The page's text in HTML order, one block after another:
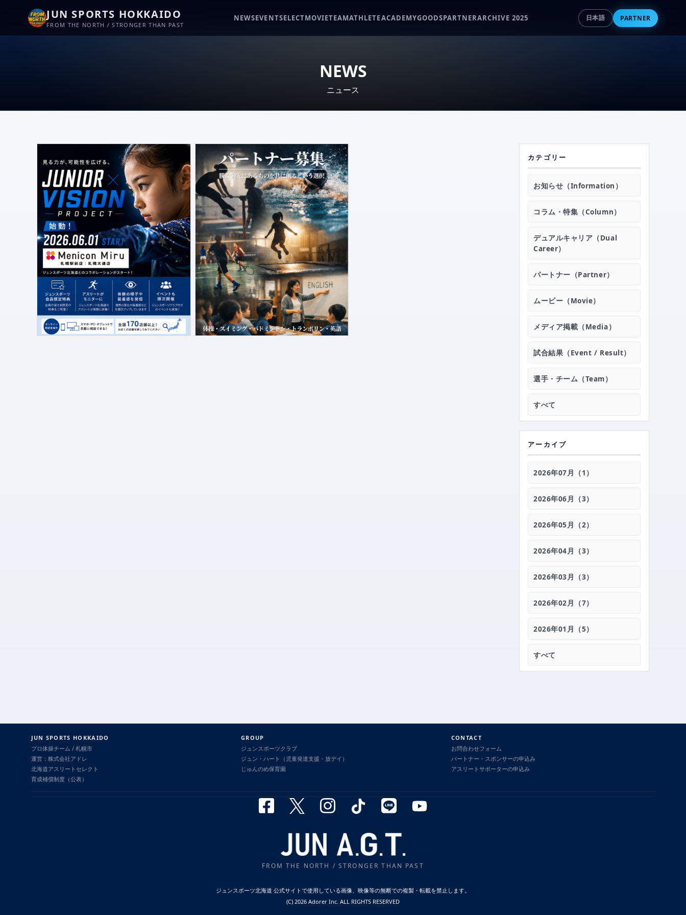
JUN SPORTS HOKKAIDO
FROM THE NORTH / STRONGER THAN PAST
NEWSEVENTSELECTMOVIETEAMATHLETEACADEMYGOODSPARTNERARCHIVE 2025 日本語 PARTNER
HOKKAIDO ATHLETE SELECT
ACADEMY
ARCHIVE 2025
NEWS
ニュース
カテゴリー
お知らせ（Information）
コラム・特集（Column）
デュアルキャリア（Dual
Career）
パートナー（Partner）
ムービー（Movie）
メディア掲載（Media）
試合結果（Event / Result）
選手・チーム（Team）
すべて
アーカイブ
2026年07月（1）
2026年06月（3）
2026年05月（2）
2026年04月（3）
2026年03月（3）
2026年02月（7）
2026年01月（5）
すべて
JUN SPORTS HOKKAIDO
プロ体操チーム / 札幌市
運営：株式会社アドレ
北海道アスリートセレクト
育成補償制度（公表）
GROUP
ジュンスポーツクラブ
ジュン・ハート（児童発達支援・放デイ）
じゅんのめ保育園
CONTACT
お問合わせフォーム
パートナー・スポンサーの申込み
アスリートサポーターの申込み
FROM THE NORTH / STRONGER THAN PAST
ジュンスポーツ北海道 公式サイトで使用している画像、映像等の無断での複製・転載を禁止します。
(C) 2026 Adorer Inc. ALL RIGHTS RESERVED